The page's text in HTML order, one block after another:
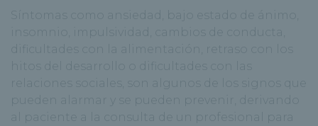
Síntomas como ansiedad, bajo estado de ánimo,
insomnio, impulsividad, cambios de conducta,
dificultades con la alimentación, retraso con los
hitos del desarrollo o dificultades con las
relaciones sociales, son algunos de los signos que
pueden alarmar y se pueden prevenir, derivando
al paciente a la consulta de un profesional para